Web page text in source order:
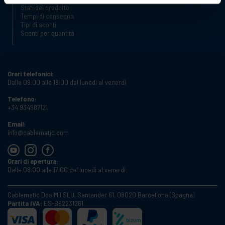
Stati del prodotto
Tempi di consegna
Tipi di sconti
Sconti per quantità
Orari telefonici:
Dalle 09:00 alle 18:00 dal lunedì al venerdì
Telefono:
+34 934987121
Email:
info@cablematic.com
Orari di apertura:
Dalle 08:00 alle 17:00 dal lunedì al venerdì
Cablematic Dos Mil SLU, Santander 61, 08020 Barcellona (Spagna)
Partita IVA: ES-B62231261